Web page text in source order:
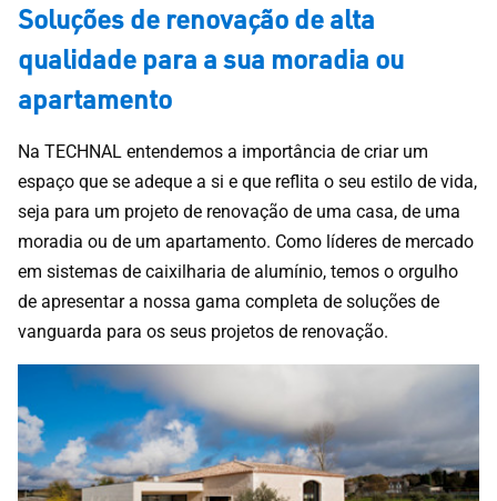
Soluções de renovação de alta
qualidade para a sua moradia ou
apartamento
Na TECHNAL entendemos a importância de criar um
espaço que se adeque a si e que reflita o seu estilo de vida,
seja para um projeto de renovação de uma casa, de uma
moradia ou de um apartamento. Como líderes de mercado
em sistemas de caixilharia de alumínio, temos o orgulho
de apresentar a nossa gama completa de soluções de
vanguarda para os seus projetos de renovação.